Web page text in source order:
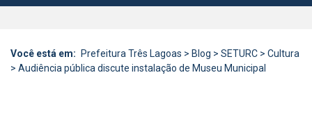
Você está em: Prefeitura Três Lagoas > Blog > SETURC > Cultura
> Audiência pública discute instalação de Museu Municipal